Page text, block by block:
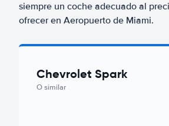
siempre un coche adecuado al
ofrecer en Aeropuerto de Miami.
Chevrolet Spark
O similar